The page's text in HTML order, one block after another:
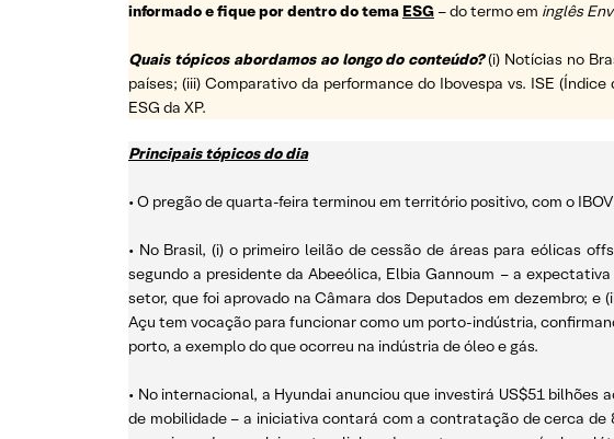
informado e fique por dentro do tema ESG – do termo em inglês
Quais tópicos abordamos ao longo do conteúdo? (i) Notícias no
países; (iii) Comparativo da performance do Ibovespa vs. ISE
ESG da XP.
Principais tópicos do dia
• O pregão de quarta-feira terminou em território positivo, com o
• No Brasil, (i) o primeiro leilão de cessão de áreas para eólicas
segundo a presidente da Abeeólica, Elbia Gannoum – a
setor, que foi aprovado na Câmara dos Deputados em dezembro;
Açu tem vocação para funcionar como um porto-indústria,
porto, a exemplo do que ocorreu na indústria de óleo e gás.
• No internacional, a Hyundai anunciou que investirá US$51
de mobilidade – a iniciativa contará com a contratação de cerca